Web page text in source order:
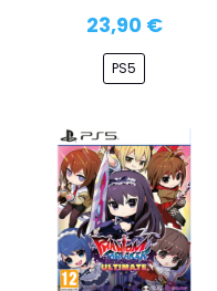
23,90 €
PS5